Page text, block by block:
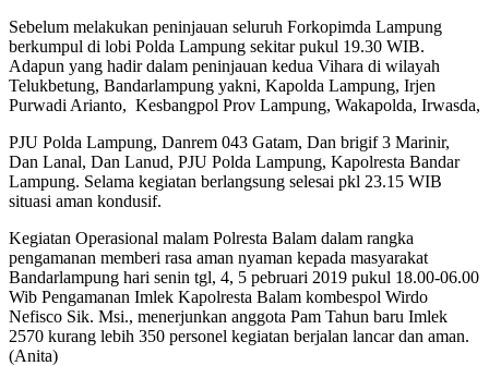
Sebelum melakukan peninjauan seluruh Forkopimda Lampung
berkumpul di lobi Polda Lampung sekitar pukul 19.30 WIB.
Adapun yang hadir dalam peninjauan kedua Vihara di wilayah
Telukbetung, Bandarlampung yakni, Kapolda Lampung, Irjen
Purwadi Arianto, Kesbangpol Prov Lampung, Wakapolda, Irwasda,
PJU Polda Lampung, Danrem 043 Gatam, Dan brigif 3 Marinir,
Dan Lanal, Dan Lanud, PJU Polda Lampung, Kapolresta Bandar
Lampung. Selama kegiatan berlangsung selesai pkl 23.15 WIB
situasi aman kondusif.
Kegiatan Operasional malam Polresta Balam dalam rangka
pengamanan memberi rasa aman nyaman kepada masyarakat
Bandarlampung hari senin tgl, 4, 5 pebruari 2019 pukul 18.00-06.00
Wib Pengamanan Imlek Kapolresta Balam kombespol Wirdo
Nefisco Sik. Msi., menerjunkan anggota Pam Tahun baru Imlek
2570 kurang lebih 350 personel kegiatan berjalan lancar dan aman.
(Anita)